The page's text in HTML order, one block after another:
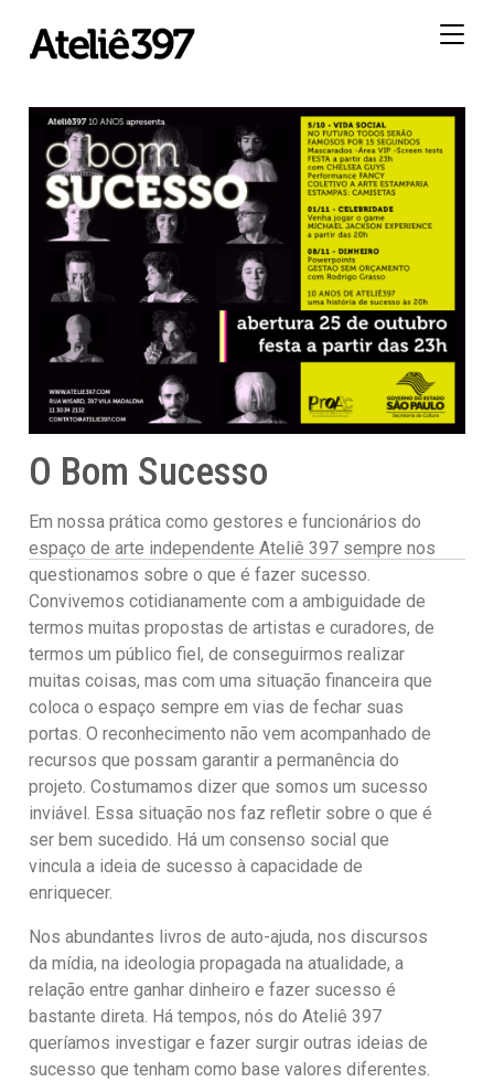
O Bom Sucesso
Em nossa prática como gestores e funcionários do
espaço de arte independente Ateliê 397 sempre nos
questionamos sobre o que é fazer sucesso.
Convivemos cotidianamente com a ambiguidade de
termos muitas propostas de artistas e curadores, de
termos um público fiel, de conseguirmos realizar
muitas coisas, mas com uma situação financeira que
coloca o espaço sempre em vias de fechar suas
portas. O reconhecimento não vem acompanhado de
recursos que possam garantir a permanência do
projeto. Costumamos dizer que somos um sucesso
inviável. Essa situação nos faz refletir sobre o que é
ser bem sucedido. Há um consenso social que
vincula a ideia de sucesso à capacidade de
enriquecer.
Nos abundantes livros de auto-ajuda, nos discursos
da mídia, na ideologia propagada na atualidade, a
relação entre ganhar dinheiro e fazer sucesso é
bastante direta. Há tempos, nós do Ateliê 397
queríamos investigar e fazer surgir outras ideias de
sucesso que tenham como base valores diferentes.